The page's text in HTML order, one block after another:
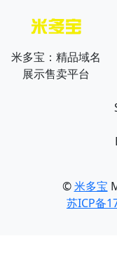
米多宝：精品域名
展示售卖平台
©米多宝
苏ICP备